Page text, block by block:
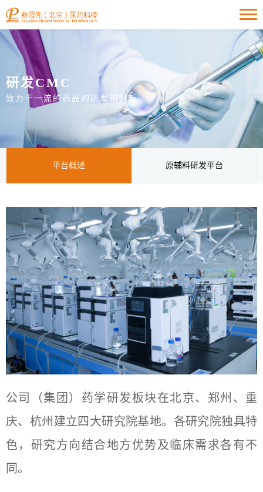
研发CMC
致力于一流的药品的研发和创新
平台概述 原辅料研发平台
公司（集团）药学研发板块在北京、郑州、重
庆、杭州建立四大研究院基地。各研究院独具特
色，研究方向结合地方优势及临床需求各有不
同。